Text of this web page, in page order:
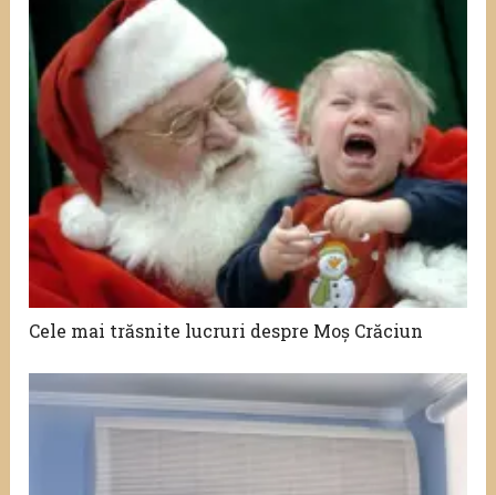
Cele mai trăsnite lucruri despre Moș Crăciun